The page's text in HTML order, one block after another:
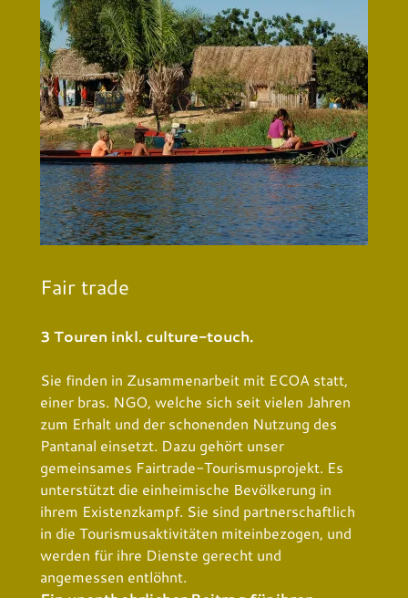
Fair trade
3 Touren inkl. culture-touch.
Sie finden in Zusammenarbeit mit ECOA statt,
einer bras. NGO, welche sich seit vielen Jahren
zum Erhalt und der schonenden Nutzung des
Pantanal einsetzt. Dazu gehört unser
gemeinsames Fairtrade-Tourismusprojekt. Es
unterstützt die einheimische Bevölkerung in
ihrem Existenzkampf. Sie sind partnerschaftlich
in die Tourismusaktivitäten miteinbezogen, und
werden für ihre Dienste gerecht und
angemessen entlöhnt.